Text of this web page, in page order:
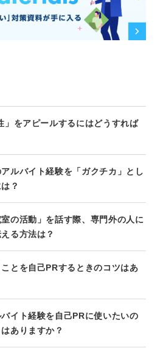
」をアピールするにはどうすれば
ルバイト経験を「ガクチカ」とし
？
の活動」を話す際、専門外の人に
る方法は？
とを自己PRするときのコツはあ
イト経験を自己PRに使いたいの
ありますか？